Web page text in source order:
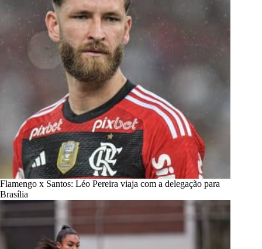
Flamengo x Santos: Léo Pereira viaja com a delegação para
Brasília